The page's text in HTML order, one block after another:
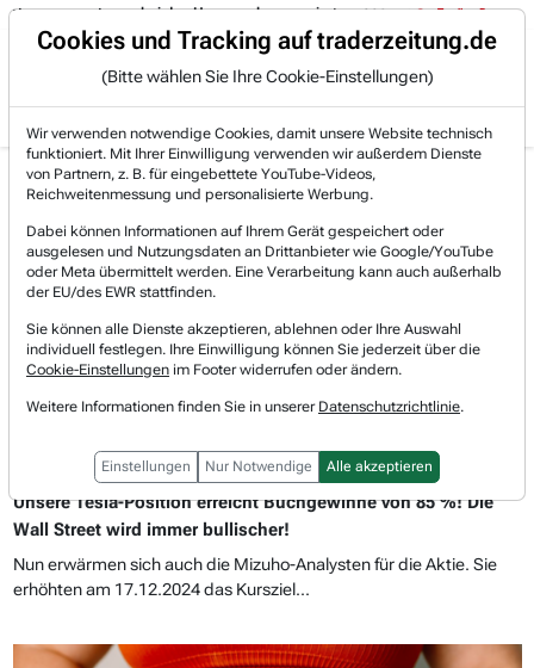
Trading-Room
bei den Hyperscalern passiert: 05.08. 15:14 - Rocket Lab sichert
Gratis Account Login
Trading-Room-Notizen
17.12.2024 um 16 Uhr
Unsere Tesla-Position erreicht Buchgewinne von 85 %! Die
Wall Street wird immer bullischer!
Nun erwärmen sich auch die Mizuho-Analysten für die Aktie. Sie
erhöhten am 17.12.2024 das Kursziel...
Cookies und Tracking auf traderzeitung.de
(Bitte wählen Sie Ihre Cookie-Einstellungen)
Wir verwenden notwendige Cookies, damit unsere Website technisch
funktioniert. Mit Ihrer Einwilligung verwenden wir außerdem Dienste
von Partnern, z. B. für eingebettete YouTube-Videos,
Reichweitenmessung und personalisierte Werbung.
Dabei können Informationen auf Ihrem Gerät gespeichert oder
ausgelesen und Nutzungsdaten an Drittanbieter wie Google/YouTube
oder Meta übermittelt werden. Eine Verarbeitung kann auch außerhalb
der EU/des EWR stattfinden.
Sie können alle Dienste akzeptieren, ablehnen oder Ihre Auswahl
individuell festlegen. Ihre Einwilligung können Sie jederzeit über die
Cookie-Einstellungen im Footer widerrufen oder ändern.
Weitere Informationen finden Sie in unserer Datenschutzrichtlinie.
Einstellungen Nur Notwendige Alle akzeptieren